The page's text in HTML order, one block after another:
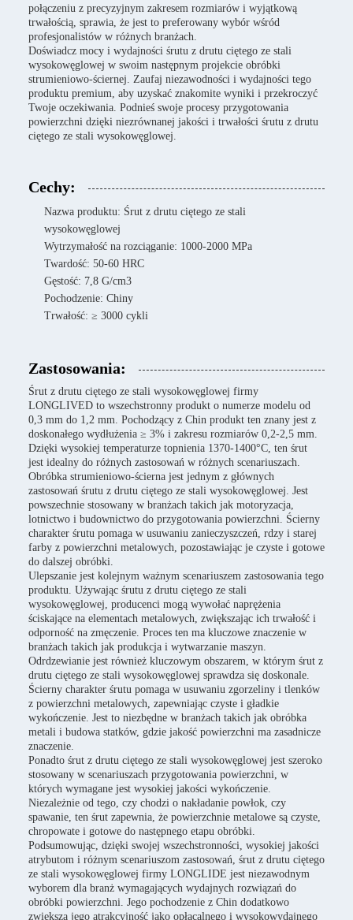
połączeniu z precyzyjnym zakresem rozmiarów i wyjątkową
trwałością, sprawia, że jest to preferowany wybór wśród
profesjonalistów w różnych branżach.
Doświadcz mocy i wydajności śrutu z drutu ciętego ze stali
wysokowęglowej w swoim następnym projekcie obróbki
strumieniowo-ściernej. Zaufaj niezawodności i wydajności tego
produktu premium, aby uzyskać znakomite wyniki i przekroczyć
Twoje oczekiwania. Podnieś swoje procesy przygotowania
powierzchni dzięki niezrównanej jakości i trwałości śrutu z drutu
ciętego ze stali wysokowęglowej.
Cechy:
Nazwa produktu: Śrut z drutu ciętego ze stali
wysokowęglowej
Wytrzymałość na rozciąganie: 1000-2000 MPa
Twardość: 50-60 HRC
Gęstość: 7,8 G/cm3
Pochodzenie: Chiny
Trwałość: ≥ 3000 cykli
Zastosowania:
Śrut z drutu ciętego ze stali wysokowęglowej firmy
LONGLIVED to wszechstronny produkt o numerze modelu od
0,3 mm do 1,2 mm. Pochodzący z Chin produkt ten znany jest z
doskonałego wydłużenia ≥ 3% i zakresu rozmiarów 0,2-2,5 mm.
Dzięki wysokiej temperaturze topnienia 1370-1400°C, ten śrut
jest idealny do różnych zastosowań w różnych scenariuszach.
Obróbka strumieniowo-ścierna jest jednym z głównych
zastosowań śrutu z drutu ciętego ze stali wysokowęglowej. Jest
powszechnie stosowany w branżach takich jak motoryzacja,
lotnictwo i budownictwo do przygotowania powierzchni. Ścierny
charakter śrutu pomaga w usuwaniu zanieczyszczeń, rdzy i starej
farby z powierzchni metalowych, pozostawiając je czyste i gotowe
do dalszej obróbki.
Ulepszanie jest kolejnym ważnym scenariuszem zastosowania tego
produktu. Używając śrutu z drutu ciętego ze stali
wysokowęglowej, producenci mogą wywołać naprężenia
ściskające na elementach metalowych, zwiększając ich trwałość i
odporność na zmęczenie. Proces ten ma kluczowe znaczenie w
branżach takich jak produkcja i wytwarzanie maszyn.
Odrdzewianie jest również kluczowym obszarem, w którym śrut z
drutu ciętego ze stali wysokowęglowej sprawdza się doskonale.
Ścierny charakter śrutu pomaga w usuwaniu zgorzeliny i tlenków
z powierzchni metalowych, zapewniając czyste i gładkie
wykończenie. Jest to niezbędne w branżach takich jak obróbka
metali i budowa statków, gdzie jakość powierzchni ma zasadnicze
znaczenie.
Ponadto śrut z drutu ciętego ze stali wysokowęglowej jest szeroko
stosowany w scenariuszach przygotowania powierzchni, w
których wymagane jest wysokiej jakości wykończenie.
Niezależnie od tego, czy chodzi o nakładanie powłok, czy
spawanie, ten śrut zapewnia, że powierzchnie metalowe są czyste,
chropowate i gotowe do następnego etapu obróbki.
Podsumowując, dzięki swojej wszechstronności, wysokiej jakości
atrybutom i różnym scenariuszom zastosowań, śrut z drutu ciętego
ze stali wysokowęglowej firmy LONGLIDE jest niezawodnym
wyborem dla branż wymagających wydajnych rozwiązań do
obróbki powierzchni. Jego pochodzenie z Chin dodatkowo
zwiększa jego atrakcyjność jako opłacalnego i wysokowydajnego